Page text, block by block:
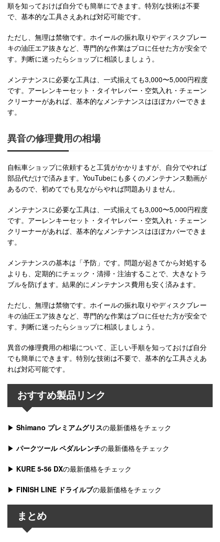
順を知っておけば自分でも簡単にできます。特別な技術は不要
で、基本的な工具さえあれば対応可能です。
ただし、無理は禁物です。ホイールの振れ取りやディスクブレー
キの油圧エア抜きなど、専門的な作業はプロに任せた方が安全で
す。判断に迷ったらショップに相談しましょう。
メンテナンスに必要な工具は、一式揃えても3,000〜5,000円程度
です。アーレンキーセット・タイヤレバー・空気入れ・チェーン
クリーナーがあれば、基本的なメンテナンスはほぼカバーできま
す。
異音の修理費用の相場
自転車ショップに依頼すると工賃がかかりますが、自分でやれば
部品代だけで済みます。YouTubeにも多くのメンテナンス動画が
あるので、初めてでも見ながらやれば問題ありません。
メンテナンスに必要な工具は、一式揃えても3,000〜5,000円程度
です。アーレンキーセット・タイヤレバー・空気入れ・チェーン
クリーナーがあれば、基本的なメンテナンスはほぼカバーできま
す。
メンテナンスの基本は「予防」です。問題が起きてから対処する
よりも、定期的にチェック・清掃・注油することで、大きなトラ
ブルを防げます。結果的にメンテナンス費用も安く済みます。
ただし、無理は禁物です。ホイールの振れ取りやディスクブレー
キの油圧エア抜きなど、専門的な作業はプロに任せた方が安全で
す。判断に迷ったらショップに相談しましょう。
異音の修理費用の相場について、正しい手順を知っておけば自分
でも簡単にできます。特別な技術は不要で、基本的な工具さえあ
れば対応可能です。
おすすめ製品リンク
▶ Shimano プレミアムグリスの最新価格をチェック
▶ パークツール ペダルレンチの最新価格をチェック
▶ KURE 5-56 DXの最新価格をチェック
▶ FINISH LINE ドライルブの最新価格をチェック
まとめ